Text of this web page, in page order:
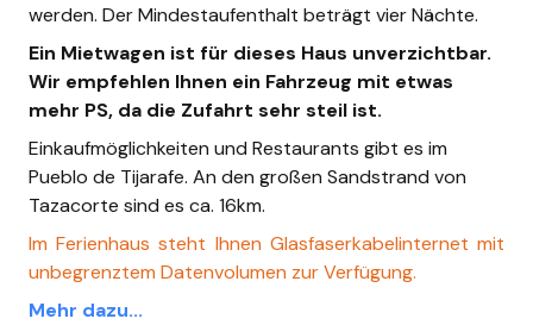
werden. Der Mindestaufenthalt beträgt vier Nächte.
Ein Mietwagen ist für dieses Haus unverzichtbar.
Wir empfehlen Ihnen ein Fahrzeug mit etwas
mehr PS, da die Zufahrt sehr steil ist.
Einkaufmöglichkeiten und Restaurants gibt es im
Pueblo de Tijarafe. An den großen Sandstrand von
Tazacorte sind es ca. 16km.
Im Ferienhaus steht Ihnen Glasfaserkabelinternet mit
unbegrenztem Datenvolumen zur Verfügung.
Mehr dazu...